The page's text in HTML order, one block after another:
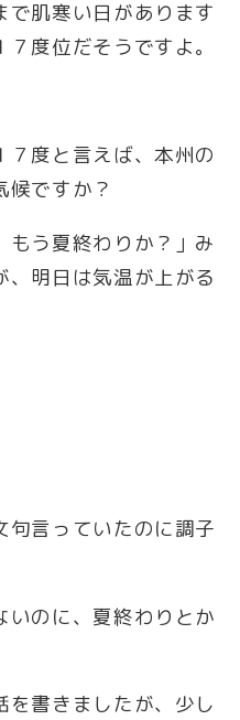
肌寒い日があります
度位だそうですよ。
度と言えば、本州の
候ですか？
う夏終わりか？」み
明日は気温が上がる
言っていたのに調子
いのに、夏終わりとか
書きましたが、少し